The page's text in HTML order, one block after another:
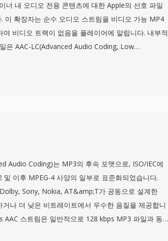
너 내 오디오 전용 콘텐츠에 대한 Apple의 선호 파일
이 확장자는 순수 오디오 스트림을 비디오 가능 MP4
여 비디오 트랙이 없음을 플레이어에 알립니다. 내부적
은 AAC-LC(Advanced Audio Coding, Low
트스트림을 가장 일반적으로 래핑하지만, Apple
macOS 모두 M4A를 기본 처리 — 반면 서드파티 지원
. 세 가지 실질적인 이점이 이 포맷을 정의합니다: 구형
우수한 코딩 효율성, MP4 원자 구조를 통한 풍부한 메
워크, 챕터, 가사), 손실 및 무손실 워크플로 모두를 지
드 유연성입니다.
Audio Coding)는 MP3의 후속 포맷으로, ISO/IEC에
및 이후 MPEG-4 사양의 일부로 표준화되었습니다.
Sony, Nokia, AT&amp;T가 공동으로 설계한
거나 더 낮은 비트레이트에서 우수한 음질을 제공합니
스트림은 일반적으로 128 kbps MP3 파일과 동등
보입니다. 이 코덱은 수정 이산 코사인 변환과 고급 심